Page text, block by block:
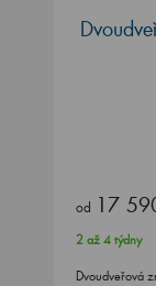
od 17
2 až 4 týdny
Dvoudveřová